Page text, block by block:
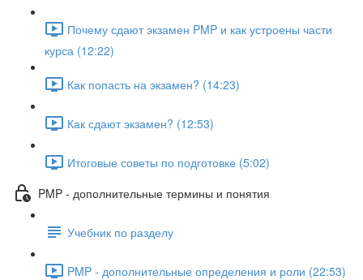
Почему сдают экзамен PMP и как устроены части
курса (12:22)
Как попасть на экзамен? (14:23)
Как сдают экзамен? (12:53)
Итоговые советы по подготовке (5:02)
PMP - дополнительные термины и понятия
Учебник по разделу
PMP - дополнительные определения и роли (22:53)